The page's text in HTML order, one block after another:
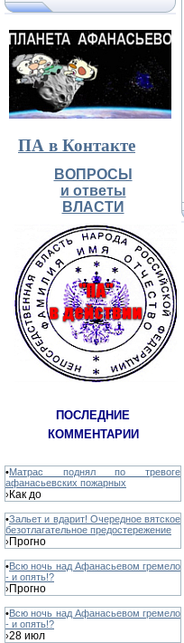
ПА в Контакте
ВОПРОСЫ
и ответы
ВЛАСТИ
ПОСЛЕДНИЕ
КОММЕНТАРИИ
•Матрас поднял по тревоге
афанасьевских пожарных
›Как до
•Зальет и вдарит! Очередное вятское
безотлагательное предостережение
›Прогно
•Всю ночь над Афанасьевом гремело
- и опять!?
›Прогно
•Всю ночь над Афанасьевом гремело
- и опять!?
›28 июл